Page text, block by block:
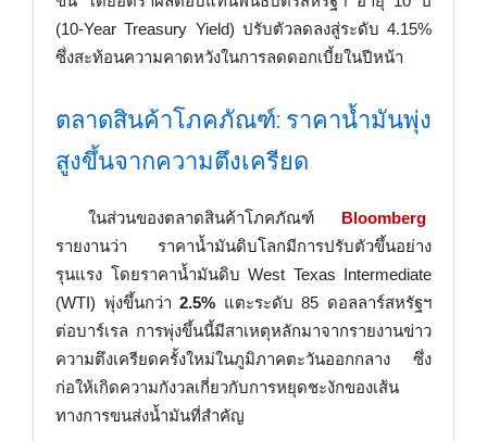
(10-Year Treasury Yield) ปรับตัวลดลงสู่ระดับ 4.15%
ซึ่งสะท้อนความคาดหวังในการลดดอกเบี้ยในปีหน้า
ตลาดสินค้าโภคภัณฑ์: ราคาน้ำมันพุ่ง
สูงขึ้นจากความตึงเครียด
ในส่วนของตลาดสินค้าโภคภัณฑ์ Bloomberg
รายงานว่า ราคาน้ำมันดิบโลกมีการปรับตัวขึ้นอย่าง
รุนแรง โดยราคาน้ำมันดิบ West Texas Intermediate
(WTI) พุ่งขึ้นกว่า2.5% แตะระดับ 85 ดอลลาร์สหรัฐฯ
ต่อบาร์เรล การพุ่งขึ้นนี้มีสาเหตุหลักมาจากรายงานข่าว
ความตึงเครียดครั้งใหม่ในภูมิภาคตะวันออกกลาง ซึ่ง
ก่อให้เกิดความกังวลเกี่ยวกับการหยุดชะงักของเส้น
ทางการขนส่งน้ำมันที่สำคัญ